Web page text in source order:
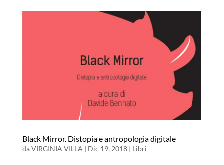
Black Mirror. Distopia e antropologia digitale
daVIRGINIA VILLA | Dic 19, 2018| Libri